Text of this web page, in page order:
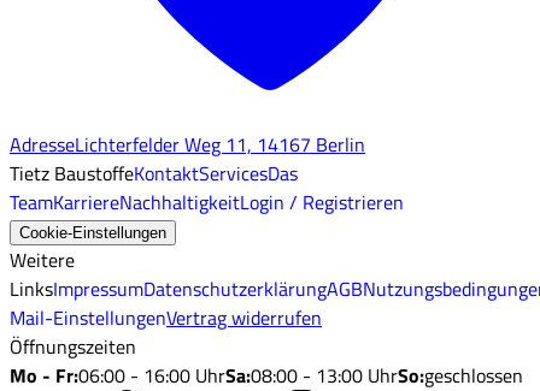
AdresseLichterfelder Weg 11, 14167 Berlin
Tietz BaustoffeKontaktServicesDas
TeamKarriereNachhaltigkeitLogin / Registrieren
Cookie-Einstellungen
Weitere
LinksImpressumDatenschutzerklärungAGB
Mail-EinstellungenVertrag widerrufen
Öffnungszeiten
Mo - Fr:06:00 - 16:00 UhrSa:08:00 - 13:00 UhrSo:geschlossen